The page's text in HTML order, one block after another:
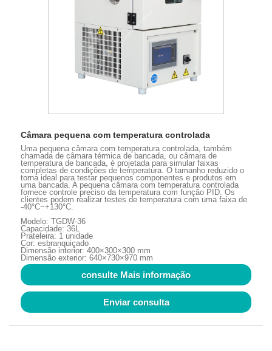
Câmara pequena com temperatura controlada
Uma pequena câmara com temperatura controlada, também
chamada de câmara térmica de bancada, ou câmara de
temperatura de bancada, é projetada para simular faixas
completas de condições de temperatura. O tamanho reduzido o
torna ideal para testar pequenos componentes e produtos em
uma bancada. A pequena câmara com temperatura controlada
fornece controle preciso da temperatura com função PID. Os
clientes podem realizar testes de temperatura com uma faixa de
-40°C~+130°C.
Modelo: TGDW-36
Capacidade: 36L
Prateleira: 1 unidade
Cor: esbranquiçado
Dimensão interior: 400×300×300 mm
Dimensão exterior: 640×730×970 mm
consulte Mais informação
Enviar consulta